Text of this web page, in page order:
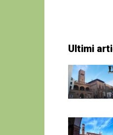
Ultimi